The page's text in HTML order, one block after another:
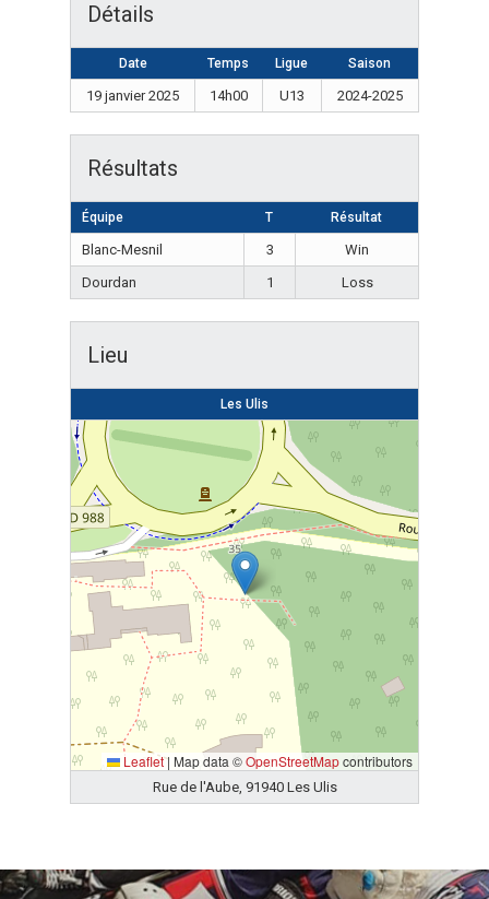
Détails
Date Temps Ligue Saison
19 janvier 2025 14h00 U13 2024-2025
Résultats
Équipe T Résultat
Blanc-Mesnil 3
Win
Dourdan
1 Loss
Lieu
Les Ulis
Leaflet| Map data ©OpenStreetMapcontributors
Rue de l'Aube, 91940 Les Ulis